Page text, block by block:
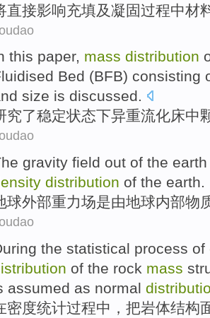
直接影响充填及凝固过程中材
this paper, mass distribution
Bed (BFB) consisting
size is discussed.
究了稳定状态下异重流化床中
gravity field out of the earth
distribution of the earth.
球外部重力场是由地球内部物
the statistical process of
of the rock mass
assumed as normal
密度统计过程中 ， 把岩体结构